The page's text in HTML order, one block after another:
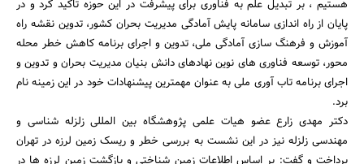
هستیم ، بر تبدیل علم به فناوری برای پیشرفت در این حوزه تاکید کرد و در
پایان از راه اندازی سامانه پایش آمادگی مدیریت بحران کشور، تدوین نقشه راه
آموزش و فرهنگ سازی آمادگی ملی، تدوین و اجرای برنامه کاهش خطر محله
محور، توسعه فناوری های نوین نهادهای دانش بنیان مدیریت بحران و تدوین و
اجرای برنامه تاب آوری ملی به عنوان مهمترین پیشنهادات خود در این زمینه نام
برد.
دکتر مهدی زارع عضو هیات علمی پژوهشگاه بین المللی زلزله شناسی و
مهندسی زلزله نیز در این نشست به بررسی خطر و ریسک زمین لرزه در تهران